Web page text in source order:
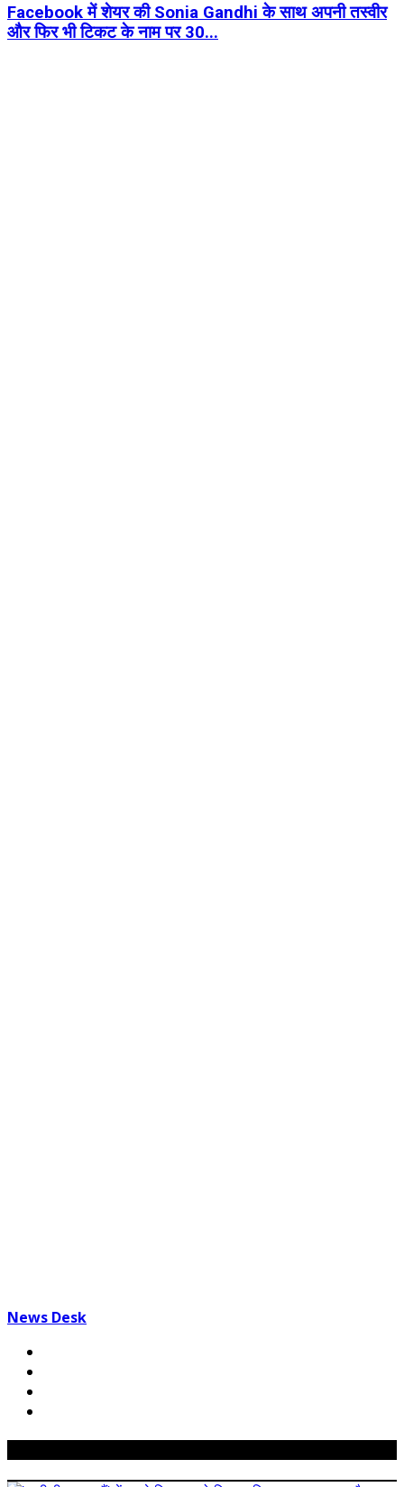
Facebook में शेयर की Sonia Gandhi के साथ अपनी तस्वीर
और फिर भी टिकट के नाम पर 30...
News Desk